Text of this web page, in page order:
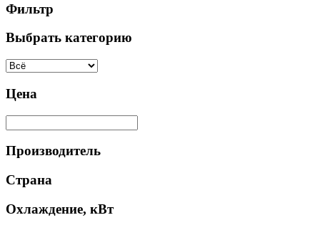
Фильтр
Выбрать категорию
Цена
Производитель
Страна
Охлаждение, кВт